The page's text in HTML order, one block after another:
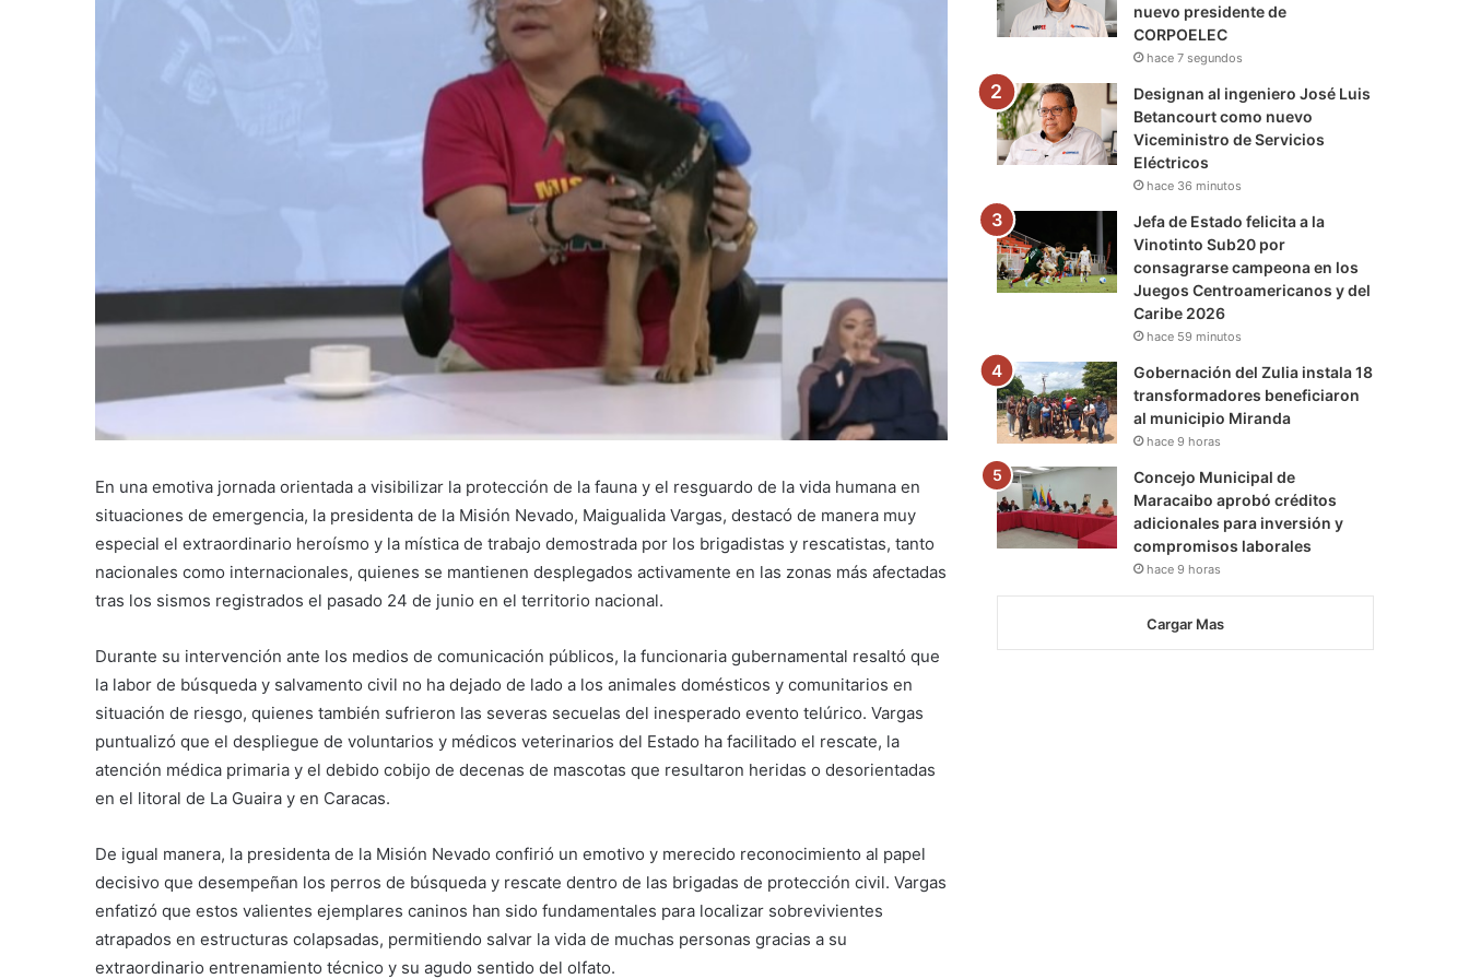
En una emotiva jornada orientada a visibilizar la protección de la fauna y el resguardo de la vida humana en
situaciones de emergencia, la presidenta de la Misión Nevado, Maigualida Vargas, destacó de manera muy
especial el extraordinario heroísmo y la mística de trabajo demostrada por los brigadistas y rescatistas, tanto
nacionales como internacionales, quienes se mantienen desplegados activamente en las zonas más afectadas
tras los sismos registrados el pasado 24 de junio en el territorio nacional.
Durante su intervención ante los medios de comunicación públicos, la funcionaria gubernamental resaltó que
la labor de búsqueda y salvamento civil no ha dejado de lado a los animales domésticos y comunitarios en
situación de riesgo, quienes también sufrieron las severas secuelas del inesperado evento telúrico. Vargas
puntualizó que el despliegue de voluntarios y médicos veterinarios del Estado ha facilitado el rescate, la
atención médica primaria y el debido cobijo de decenas de mascotas que resultaron heridas o desorientadas
en el litoral de La Guaira y en Caracas.
De igual manera, la presidenta de la Misión Nevado confirió un emotivo y merecido reconocimiento al papel
decisivo que desempeñan los perros de búsqueda y rescate dentro de las brigadas de protección civil. Vargas
enfatizó que estos valientes ejemplares caninos han sido fundamentales para localizar sobrevivientes
atrapados en estructuras colapsadas, permitiendo salvar la vida de muchas personas gracias a su
extraordinario entrenamiento técnico y su agudo sentido del olfato.
m
nuevo presidente de
CORPOELEC
hace 7 segundos
Designan al ingeniero José Luis
Betancourt como nuevo
Viceministro de Servicios
Eléctricos
hace 36 minutos
Jefa de Estado felicita a la
Vinotinto Sub20 por
consagrarse campeona en los
Juegos Centroamericanos y del
Caribe 2026
hace 59 minutos
Gobernación del Zulia instala 18
transformadores beneficiaron
al municipio Miranda
hace 9 horas
Concejo Municipal de
Maracaibo aprobó créditos
adicionales para inversión y
compromisos laborales
hace 9 horas
Cargar Mas